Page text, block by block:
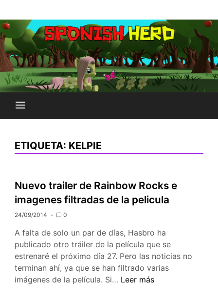
al
contenido
SPONISH HERD
ETIQUETA: KELPIE
Nuevo trailer de Rainbow Rocks e
imagenes filtradas de la pelicula
24/09/2014 0
A falta de solo un par de días, Hasbro ha
publicado otro tráiler de la película que se
estrenaré el próximo día 27. Pero las noticias no
terminan ahí, ya que se han filtrado varias
imágenes de la película. Si… Nuevo
Leer más